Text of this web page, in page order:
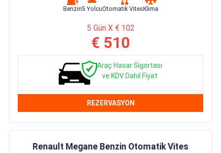
Benzin5 YolcuOtomatik Vites Klima
5 Gün X € 102
€ 510
Araç Hasar Sigortası
ve KDV Dahil Fiyat
REZERVASYON
Renault Megane Benzin Otomatik Vites